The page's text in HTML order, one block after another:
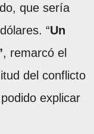
que sería
“Un
, remarcó el
del conflicto
explicar